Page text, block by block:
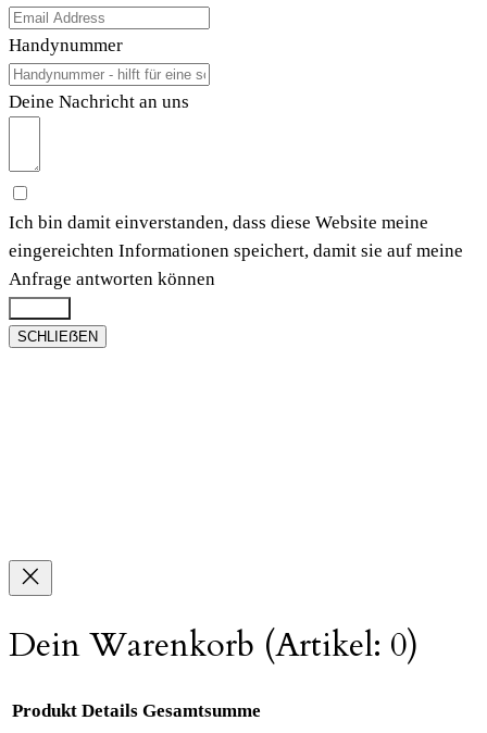
Handynummer
Deine Nachricht an uns
Ich bin damit einverstanden, dass diese Website meine
eingereichten Informationen speichert, damit sie auf meine
Anfrage antworten können
SCHLIEẞEN
Dein Warenkorb (Artikel: 0)
Produkt Details Gesamtsumme